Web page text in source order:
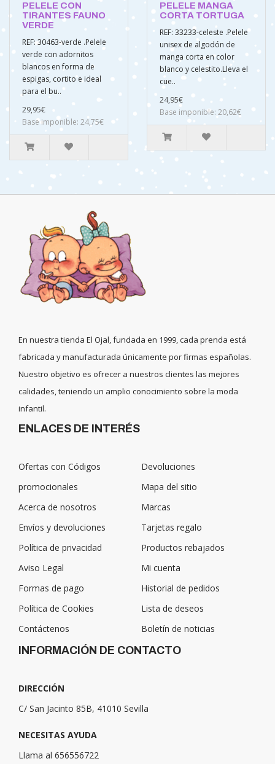
PELELE CON
TIRANTES FAUNO
VERDE
REF: 30463-verde .Pelele
verde con adornitos
blancos en forma de
espigas, cortito e ideal
para el bu..
29,95€
Base imponible: 24,75€
PELELE MANGA
CORTA TORTUGA
REF: 33233-celeste .Pelele
unisex de algodón de
manga corta en color
blanco y celestito.Lleva el
cue..
24,95€
Base imponible: 20,62€
En nuestra tienda El Ojal, fundada en 1999, cada prenda está
fabricada y manufacturada únicamente por firmas españolas.
Nuestro objetivo es ofrecer a nuestros clientes las mejores
calidades, teniendo un amplio conocimiento sobre la moda
infantil.
ENLACES DE INTERÉS
Ofertas con Códigos
promocionales
Acerca de nosotros
Envíos y devoluciones
Política de privacidad
Aviso Legal
Formas de pago
Política de Cookies
Contáctenos
Devoluciones
Mapa del sitio
Marcas
Tarjetas regalo
Productos rebajados
Mi cuenta
Historial de pedidos
Lista de deseos
Boletín de noticias
INFORMACIÓN DE CONTACTO
DIRECCIÓN
C/ San Jacinto 85B, 41010 Sevilla
NECESITAS AYUDA
Llama al 656556722